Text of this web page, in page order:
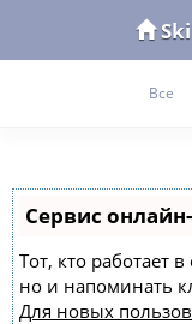
Все
Сервис
Тот, кто работает
но и напоминать
Для новых